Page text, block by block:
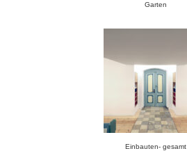
Garten
Einbauten- gesamt